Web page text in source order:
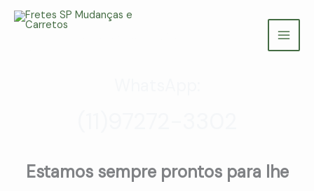
para
Estamos sempre prontos para lhe